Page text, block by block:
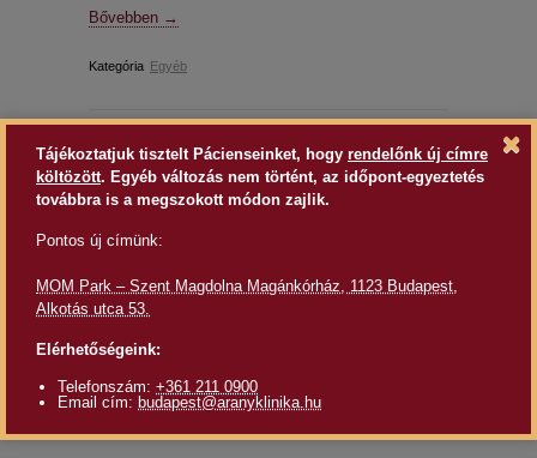
Bővebben →
Kategória Egyéb
2021-02-15
Tájékoztatjuk tisztelt Pácienseinket, hogy rendelőnk új címre
költözött. Egyéb változás nem történt, az időpont-egyeztetés
továbbra is a megszokott módon zajlik.
Pontos új címünk:
MOM Park – Szent Magdolna Magánkórház, 1123 Budapest,
Alkotás utca 53.
Elérhetőségeink:
Telefonszám: +361 211 0900
Email cím: budapest@aranyklinika.hu